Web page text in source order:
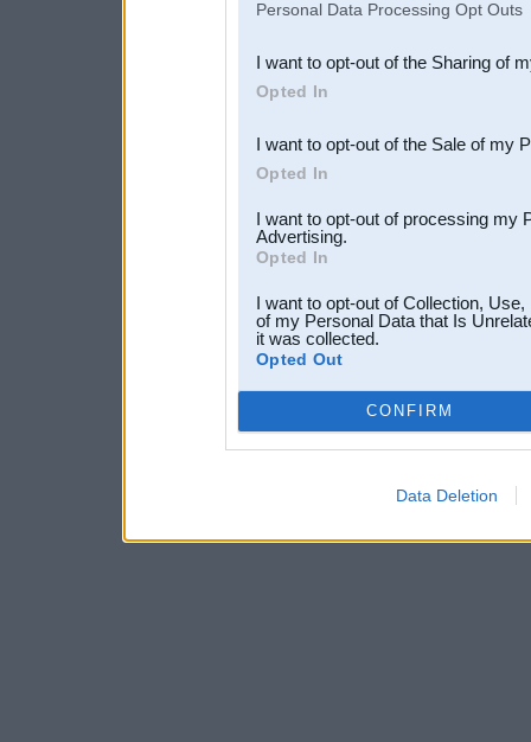
Downstream Participants
third parties.
Personal Data Processing Opt Outs
I want to opt-out of the Sharing of
Opted In
I want to opt-out of the Sale of my
Opted In
I want to opt-out of processing my
Advertising.
Opted In
I want to opt-out of Collection,
of my Personal Data that Is
it was collected.
Opted Out
CONFIRM
Data Deletion